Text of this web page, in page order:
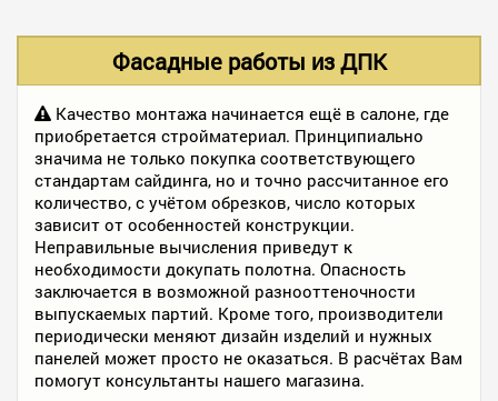
ФОТО РАБОТ
КОНТАКТЫ
ПОЛЕЗНОЕ
Фасадные работы из ДПК
Качество монтажа начинается ещё в салоне, где
приобретается стройматериал. Принципиально
значима не только покупка соответствующего
стандартам сайдинга, но и точно рассчитанное его
количество, с учётом обрезков, число которых
зависит от особенностей конструкции.
Неправильные вычисления приведут к
необходимости докупать полотна. Опасность
заключается в возможной разнооттеночности
выпускаемых партий. Кроме того, производители
периодически меняют дизайн изделий и нужных
панелей может просто не оказаться. В расчётах Вам
помогут консультанты нашего магазина.